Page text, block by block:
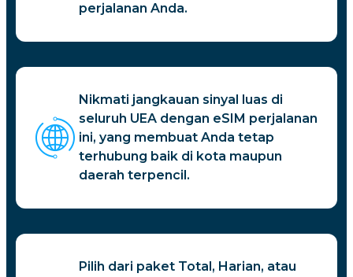
perjalanan Anda.
Nikmati jangkauan sinyal luas di
seluruh UEA dengan eSIM perjalanan
ini, yang membuat Anda tetap
terhubung baik di kota maupun
daerah terpencil.
Pilih dari paket Total, Harian, atau